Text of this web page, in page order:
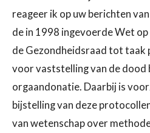
reageer ik op uw berichten
de in 1998 ingevoerde Wet
de Gezondheidsraad tot taak
voor vaststelling van de dood
orgaandonatie. Daarbij is
bijstelling van deze
van wetenschap over